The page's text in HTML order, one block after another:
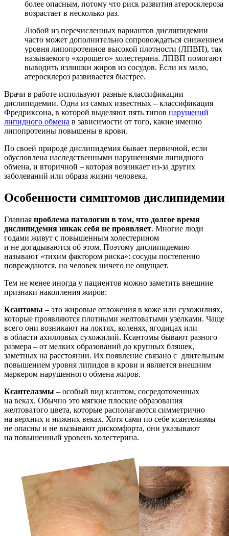
более опасным, потому что риск развития атеросклероза
возрастает в несколько раз.
Любой из перечисленных вариантов дислипидемии
часто может дополнительно сопровождаться снижением
уровня липопротеинов высокой плотности (ЛПВП), так
называемого «хорошего» холестерина. ЛПВП помогают
выводить излишки жиров из сосудов. Если их мало,
атеросклероз развивается быстрее.
Врачи в работе используют разные классификации
дислипидемии. Одна из самых известных – классификация
Фредриксона, в которой выделяют пять типов нарушений
липидного обмена в зависимости от того, какие именно
липопротеины повышены в крови.
По своей природе дислипидемия бывает первичной, если
обусловлена наследственными нарушениями липидного
обмена, и вторичной – которая возникает из-за других
заболеваний или образа жизни человека.
Особенности симптомов дислипидемии
Главная проблема патологии в том, что долгое время
дислипидемия никак себя не проявляет. Многие люди
годами живут с повышенным холестерином
и не догадываются об этом. Поэтому дислипидемию
называют «тихим фактором риска»: сосуды постепенно
повреждаются, но человек ничего не ощущает.
Тем не менее иногда у пациентов можно заметить внешние
признаки накопления жиров:
Ксантомы – это жировые отложения в коже или сухожилиях,
которые проявляются плотными желтоватыми узелками. Чаще
всего они возникают на локтях, коленях, ягодицах или
в области ахилловых сухожилий. Ксантомы бывают разного
размера – от мелких образований до крупных бляшек,
заметных на расстоянии. Их появление связано с длительным
повышением уровня липидов в крови и является внешним
маркером нарушенного обмена жиров.
Ксантелазмы – особый вид ксантом, сосредоточенных
на веках. Обычно это мягкие плоские образования
желтоватого цвета, которые располагаются симметрично
на верхних и нижних веках. Хотя сами по себе ксантелазмы
не опасны и не вызывают дискомфорта, они указывают
на повышенный уровень холестерина.